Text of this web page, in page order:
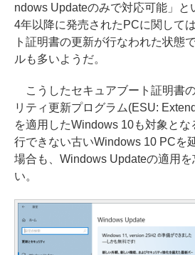
ndows Updateのみで対応可能」と
4年以降に発売されたPCに関して
ト証明書の更新が行なわれた状態
ルも多いようだ。
こうしたセキュアブート証明書
リティ更新プログラム(ESU:
を適用したWindows 10も対象とな
行できない古いWindows 10 PCを
場合も、Windows Updateの適用
い。